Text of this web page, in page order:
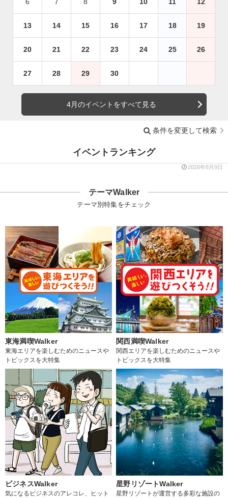
13 14 15 16 17 18 19
20 21 22 23 24 25 26
27 28 29 30
4月のイベントをすべて見る
条件を変更して検索
イベントランキング
2026年8月9日
テーマWalker
テーマ別特集をチェック
東海満喫Walker
東海エリアを楽しむためのニュースや
トピックスを大特集
関西満喫Walker
関西エリアを楽しむためのニュースや
トピックスを大特集
ビジネスWalker
気になるビジネスのアレコレ、ヒット
星野リゾートWalker
星野リゾートが運営する多彩な施設の